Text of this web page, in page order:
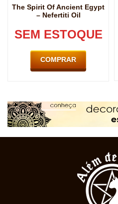
The Spirit Of Ancient Egypt
– Nefertiti Oil
SEM ESTOQUE
COMPRAR